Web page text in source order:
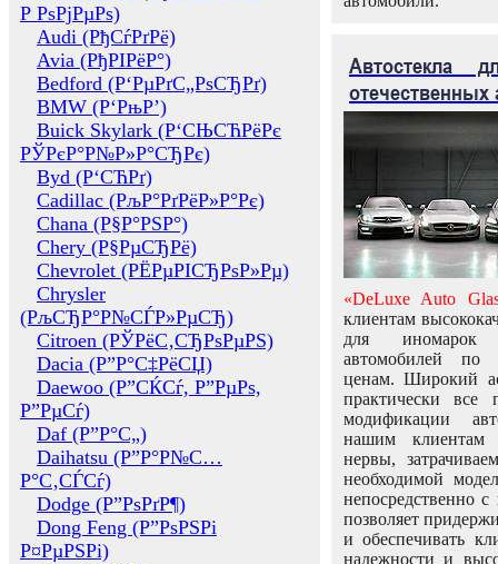
Р РѕРјРµРѕ)
Audi (РђСѓРґРё)
Avia (РђРІРёР°)
Bedford (Р‘РµРґС„РѕСЂРґ)
BMW (Р‘РњР’)
Buick Skylark (Р‘СЊСЋРёРє
РЎРєР°Р№Р»Р°СЂРє)
Byd (Р‘СЋРґ)
Cadillac (РљР°РґРёР»Р°Рє)
Chana (Р§Р°РЅР°)
Chery (Р§РµСЂРё)
Chevrolet (РЁРµРІСЂРѕР»Рµ)
Chrysler
(РљСЂР°Р№СЃР»РµСЂ)
Citroen (РЎРёС‚СЂРѕРµРЅ)
Dacia (Р”Р°С‡РёСЏ)
Daewoo (Р”СЌСѓ, Р”РµРѕ,
Р”РµСѓ)
Daf (Р”Р°С„)
Daihatsu (Р”Р°Р№С…
Р°С‚СЃСѓ)
Dodge (Р”РѕРґР¶)
Dong Feng (Р”РѕРЅРі
Р¤РµРЅРі)
Автостекла
отечественных
«DeLuxe Auto
клиентам
для иномарок
автомобилей
ценам. Широкий
практически все
модификации
нашим клиентам
нервы,
необходимой
непосредственно
позволяет
и обеспечивать
надежности и